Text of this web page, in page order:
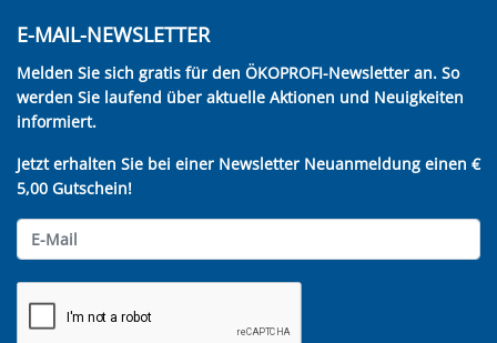
E-MAIL-NEWSLETTER
Melden Sie sich gratis für den ÖKOPROFI-Newsletter an. So
werden Sie laufend über aktuelle Aktionen und Neuigkeiten
informiert.
Jetzt erhalten Sie bei einer Newsletter Neuanmeldung einen €
5,00 Gutschein!